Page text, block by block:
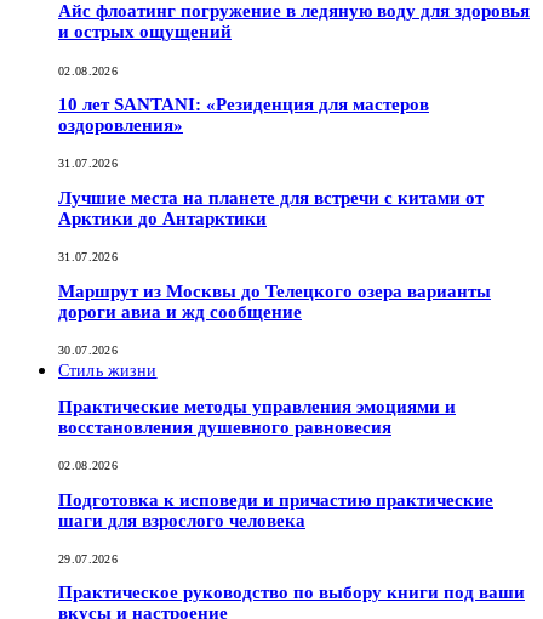
Айс флоатинг погружение в ледяную воду для здоровья
и острых ощущений
02.08.2026
10 лет SANTANI: «Резиденция для мастеров
оздоровления»
31.07.2026
Лучшие места на планете для встречи с китами от
Арктики до Антарктики
31.07.2026
Маршрут из Москвы до Телецкого озера варианты
дороги авиа и жд сообщение
30.07.2026
Стиль жизни
Практические методы управления эмоциями и
восстановления душевного равновесия
02.08.2026
Подготовка к исповеди и причастию практические
шаги для взрослого человека
29.07.2026
Практическое руководство по выбору книги под ваши
вкусы и настроение